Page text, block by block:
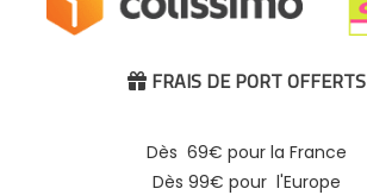
 FRAIS DE PORT OFFERTS
Dès 69€ pour la France
Dès 99€ pour l'Europe